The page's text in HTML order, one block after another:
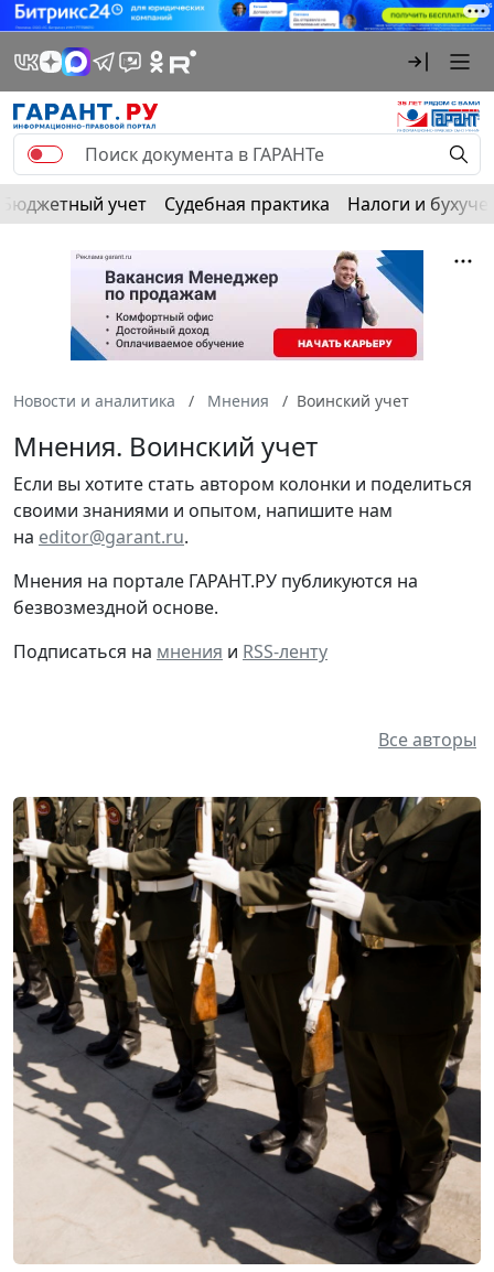
Бюджетный учет Судебная практика Налоги и
Новости и аналитика Мнения Воинский учет
Мнения. Воинский учет
Если вы хотите стать автором колонки и поделиться
своими знаниями и опытом, напишите нам
на editor@garant.ru.
Мнения на портале ГАРАНТ.РУ публикуются на
безвозмездной основе.
Подписаться на мнения и RSS-ленту
Все авторы